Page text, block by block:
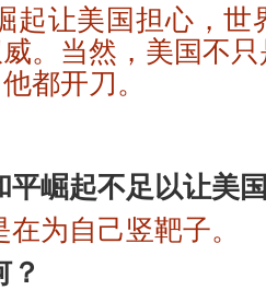
起让美国担心，世
。当然，美国不
都开刀。
平崛起不足以让美
为自己竖靶子。